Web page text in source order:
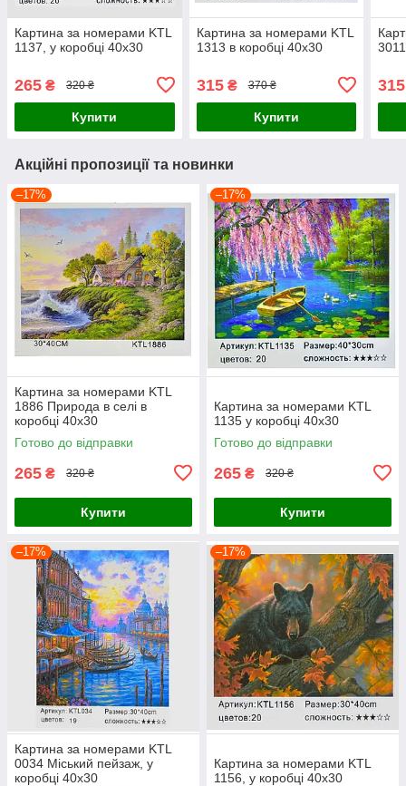
Картина за номерами KTL
1137, у коробці 40х30
265 ₴ 320 ₴
Купити
Картина за номерами KTL
1313 в коробці 40х30
315₴ 370 ₴
Купити
315
Акційні пропозиції та новинки
–17%
Картина за номерами KTL
1886 Природа в селі в
коробці 40х30
Готово до відправки
265 ₴ 320 ₴
Купити
–17%
Картина за номерами KTL
1135 у коробці 40х30
Готово до відправки
265 ₴ 320 ₴
Купити
–17%
Картина за номерами KTL
0034 Міський пейзаж, у
коробці 40х30
–17%
Картина за номерами KTL
1156, у коробці 40х30